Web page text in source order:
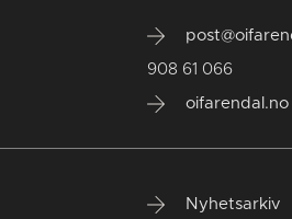
908 61 066
oifarendal.no
Nyhetsarkiv